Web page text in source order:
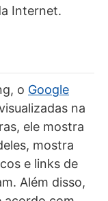
Internet.
o Google
na
ele mostra
mostra
e links de
Além disso,